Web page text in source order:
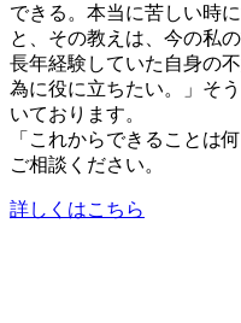
できる。本当に苦しい時
と、その教えは、今の私
長年経験していた自身の
為に役に立ちたい。」そ
いております。
「これからできることは
ご相談ください。
詳しくはこちら